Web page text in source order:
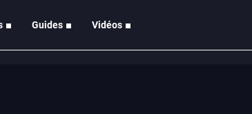
Guides Vidéos